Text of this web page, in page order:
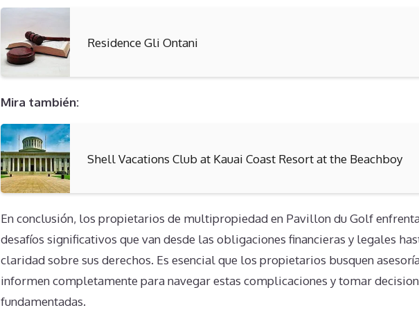
Residence Gli Ontani
Mira también:
Shell Vacations Club at Kauai Coast Resort at the Beachboy
En conclusión, los propietarios de multipropiedad en Pavillon du Golf
desafíos significativos que van desde las obligaciones financieras y legales
claridad sobre sus derechos. Es esencial que los propietarios busquen
informen completamente para navegar estas complicaciones y tomar
fundamentadas.